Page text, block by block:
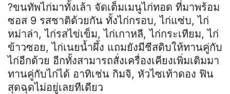
?ขนทัพไก่มาทั้งเล้า จัดเต็มเมนูไก่ทอด ที่มาพร้อม
ซอส 9 รสชาติด้วยกัน ทั้งไก่กรอบ, ไก่แซ่บ, ไก่
หม่าล่า, ไก่รสไข่เข็ม, ไก่เกาหลี, ไก่กระเทียม, ไก่
ข้าวซอย, ไก่เนยน้ำผึ้ง แถมยังมีชีสดิบให้ทานคู่กับ
ไก่อีกด้วย อีกทั้งสามารถสั่งเครื่องเคียงเพิ่มเติมมา
ทานคู่กับไก่ได้ อาทิเช่น กิมจิ, หัวไซเท้าดอง ฟิน
สุดฉุดไม่อยู่เลยทีเดียว